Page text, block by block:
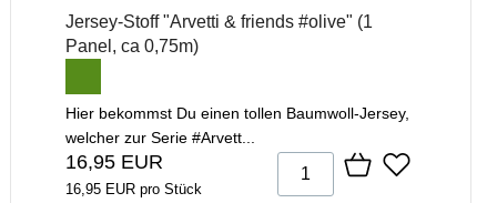
Jersey-Stoff "Arvetti & friends #olive" (1
Panel, ca 0,75m)
Hier bekommst Du einen tollen Baumwoll-Jersey,
welcher zur Serie #Arvett...
16,95 EUR
16,95 EUR pro Stück